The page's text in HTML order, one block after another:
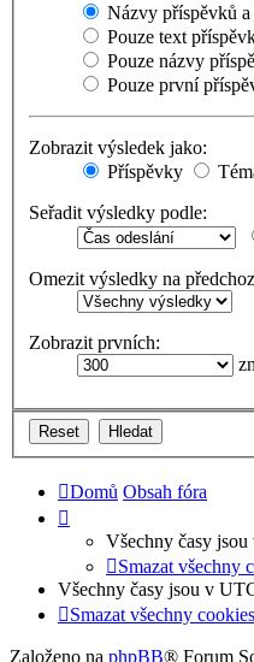
Názvy příspěvků
Pouze text
Pouze názvy
Pouze první
Zobrazit výsledek jako:
Příspěvky
Seřadit výsledky podle:
Omezit výsledky na
Zobrazit prvních:
Domů Obsah fóra
Všechny časy jsou
Smazat všechny
Všechny časy jsou v
Smazat všechny
Založeno na phpBB® Forum